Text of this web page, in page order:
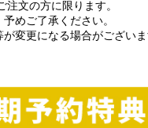
文の方に限ります。
めご了承ください。
変更になる場合がございま